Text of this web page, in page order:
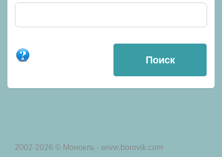
2002-2026 © Монокль - www.borovik.com